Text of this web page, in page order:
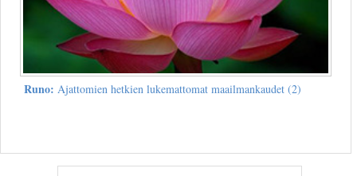
Runo: Ajattomien hetkien lukemattomat maailmankaudet (2)